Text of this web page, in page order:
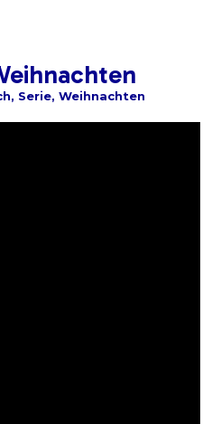
, Serie,Weihnachten